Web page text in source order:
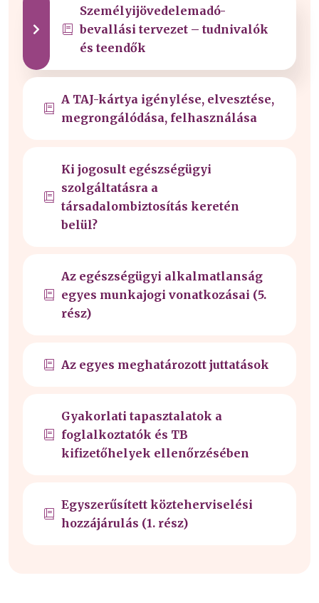
Személyijövedelemadó-
bevallási tervezet – tudnivalók
és teendők
A TAJ-kártya igénylése, elvesztése,
megrongálódása, felhasználása
Ki jogosult egészségügyi
szolgáltatásra a
társadalombiztosítás keretén
belül?
Az egészségügyi alkalmatlanság
egyes munkajogi vonatkozásai (5.
rész)
Az egyes meghatározott juttatások
Gyakorlati tapasztalatok a
foglalkoztatók és TB
kifizetőhelyek ellenőrzésében
Egyszerűsített közteherviselési
hozzájárulás (1. rész)